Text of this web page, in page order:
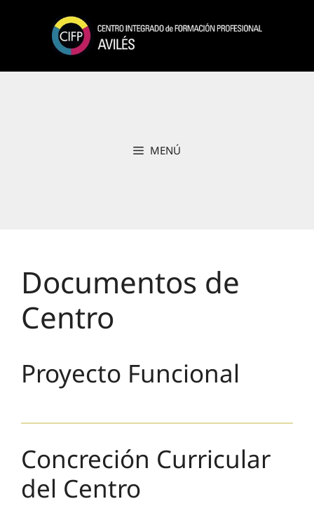
contenido
MENÚ
Documentos de
Centro
Proyecto Funcional
Concreción Curricular
del Centro